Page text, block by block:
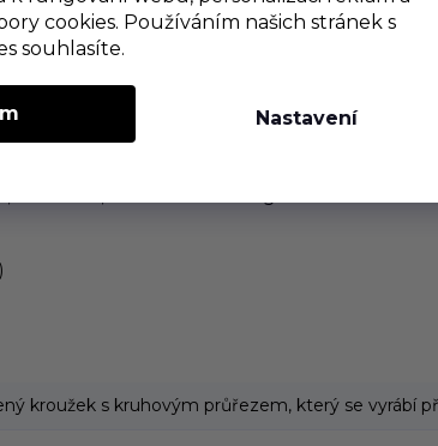
cookies. Používáním našich stránek s
souhlasíte.
Nastavení
kroužek s kruhovým průřezem, který se vyrábí